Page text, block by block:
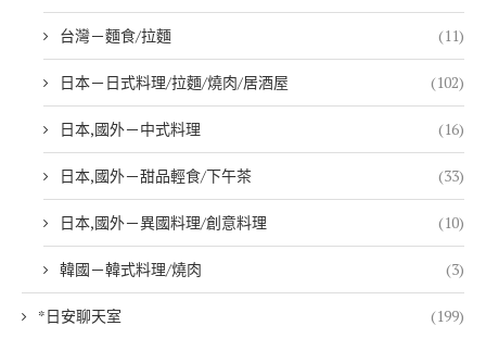
台灣－麵食/拉麵 (11)
日本－日式料理/拉麵/燒肉/居酒屋 (102)
日本,國外－中式料理 (16)
日本,國外－甜品輕食/下午茶 (33)
日本,國外－異國料理/創意料理 (10)
韓國－韓式料理/燒肉 (3)
*日安聊天室 (199)